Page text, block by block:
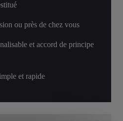
ou près de chez vous
et accord de principe
et rapide